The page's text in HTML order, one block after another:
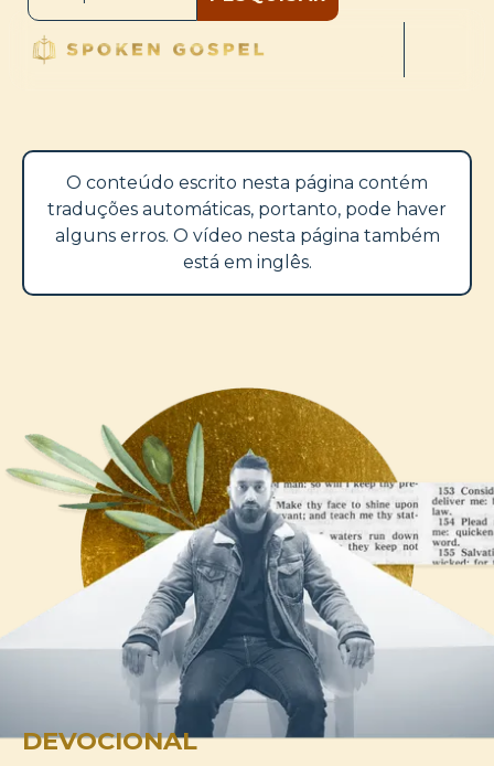
O conteúdo escrito nesta página contém
traduções automáticas, portanto, pode haver
alguns erros. O vídeo nesta página também
está em inglês.
DEVOCIONAL